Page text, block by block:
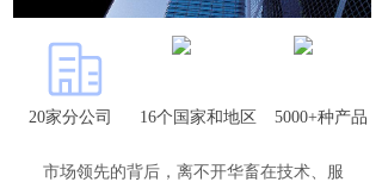
5000+种产品
16个国家和地区
20家分公司
市场领先的背后，离不开华畜在技术、服